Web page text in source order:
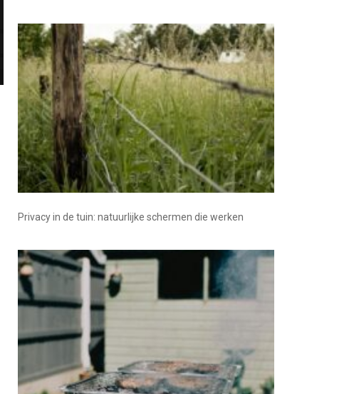
Privacy in de tuin: natuurlijke schermen die werken